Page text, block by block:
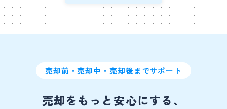
売却前・売却中・売却後までサポート
売却をもっと安心にする、